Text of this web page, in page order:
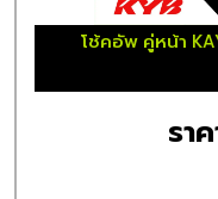
โช้คอัพ คู่หน้า
รา